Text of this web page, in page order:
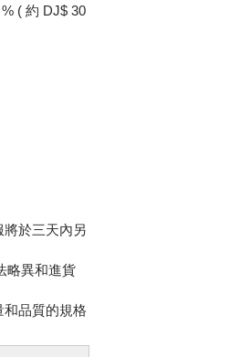
( 約 DJ$ 30
於三天內另
略異和進貨
品質的規格